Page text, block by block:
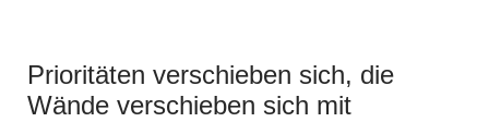
Prioritäten verschieben sich, die
Wände verschieben sich mit